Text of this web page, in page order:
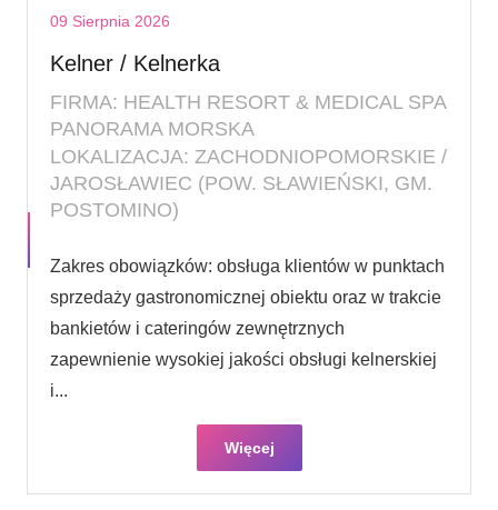
09 Sierpnia 2026
Kelner / Kelnerka
FIRMA: HEALTH RESORT & MEDICAL SPA
PANORAMA MORSKA
LOKALIZACJA: ZACHODNIOPOMORSKIE /
JAROSŁAWIEC (POW. SŁAWIEŃSKI, GM.
POSTOMINO)
Zakres obowiązków: obsługa klientów w punktach
sprzedaży gastronomicznej obiektu oraz w trakcie
bankietów i cateringów zewnętrznych
zapewnienie wysokiej jakości obsługi kelnerskiej
i...
Więcej